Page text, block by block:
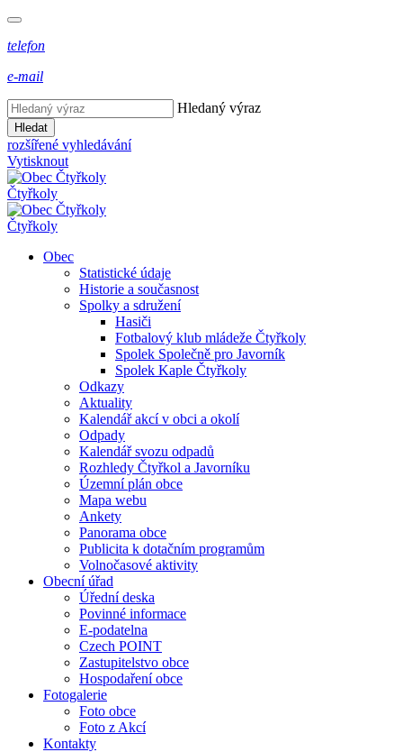
telefon
e-mail
Hledaný výraz
Hledat
rozšířené vyhledávání
Vytisknout
Čtyřkoly
Čtyřkoly
Obec
Statistické údaje
Historie a současnost
Spolky a sdružení
Hasiči
Fotbalový klub mládeže Čtyřkoly
Spolek Společně pro Javorník
Spolek Kaple Čtyřkoly
Odkazy
Aktuality
Kalendář akcí v obci a okolí
Odpady
Kalendář svozu odpadů
Rozhledy Čtyřkol a Javorníku
Územní plán obce
Mapa webu
Ankety
Panorama obce
Publicita k dotačním programům
Volnočasové aktivity
Obecní úřad
Úřední deska
Povinné informace
E-podatelna
Czech POINT
Zastupitelstvo obce
Hospodaření obce
Fotogalerie
Foto obce
Foto z Akcí
Kontakty